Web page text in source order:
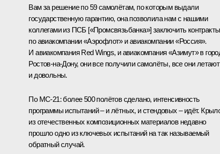
Вам за решение по 59 самолётам, по которым выдали
государственную гарантию, она позволила нам с нашими
коллегами из ПСБ [«Промсвязьбанка»] заключить контракты
по авиакомпании «Аэрофлот» и авиакомпании «Россия».
И авиакомпания Red Wings, и авиакомпания «Азимут» в
Ростов-на-Дону, они все получили самолёты, все они летают
и довольны.
По МС-21: более 500 полётов сделано, интенсивность
программы испытаний – и лётных, и стендовых – идёт.
из отечественных композиционных материалов недавно
прошло одно из ключевых испытаний на так называемый
обратный случай.